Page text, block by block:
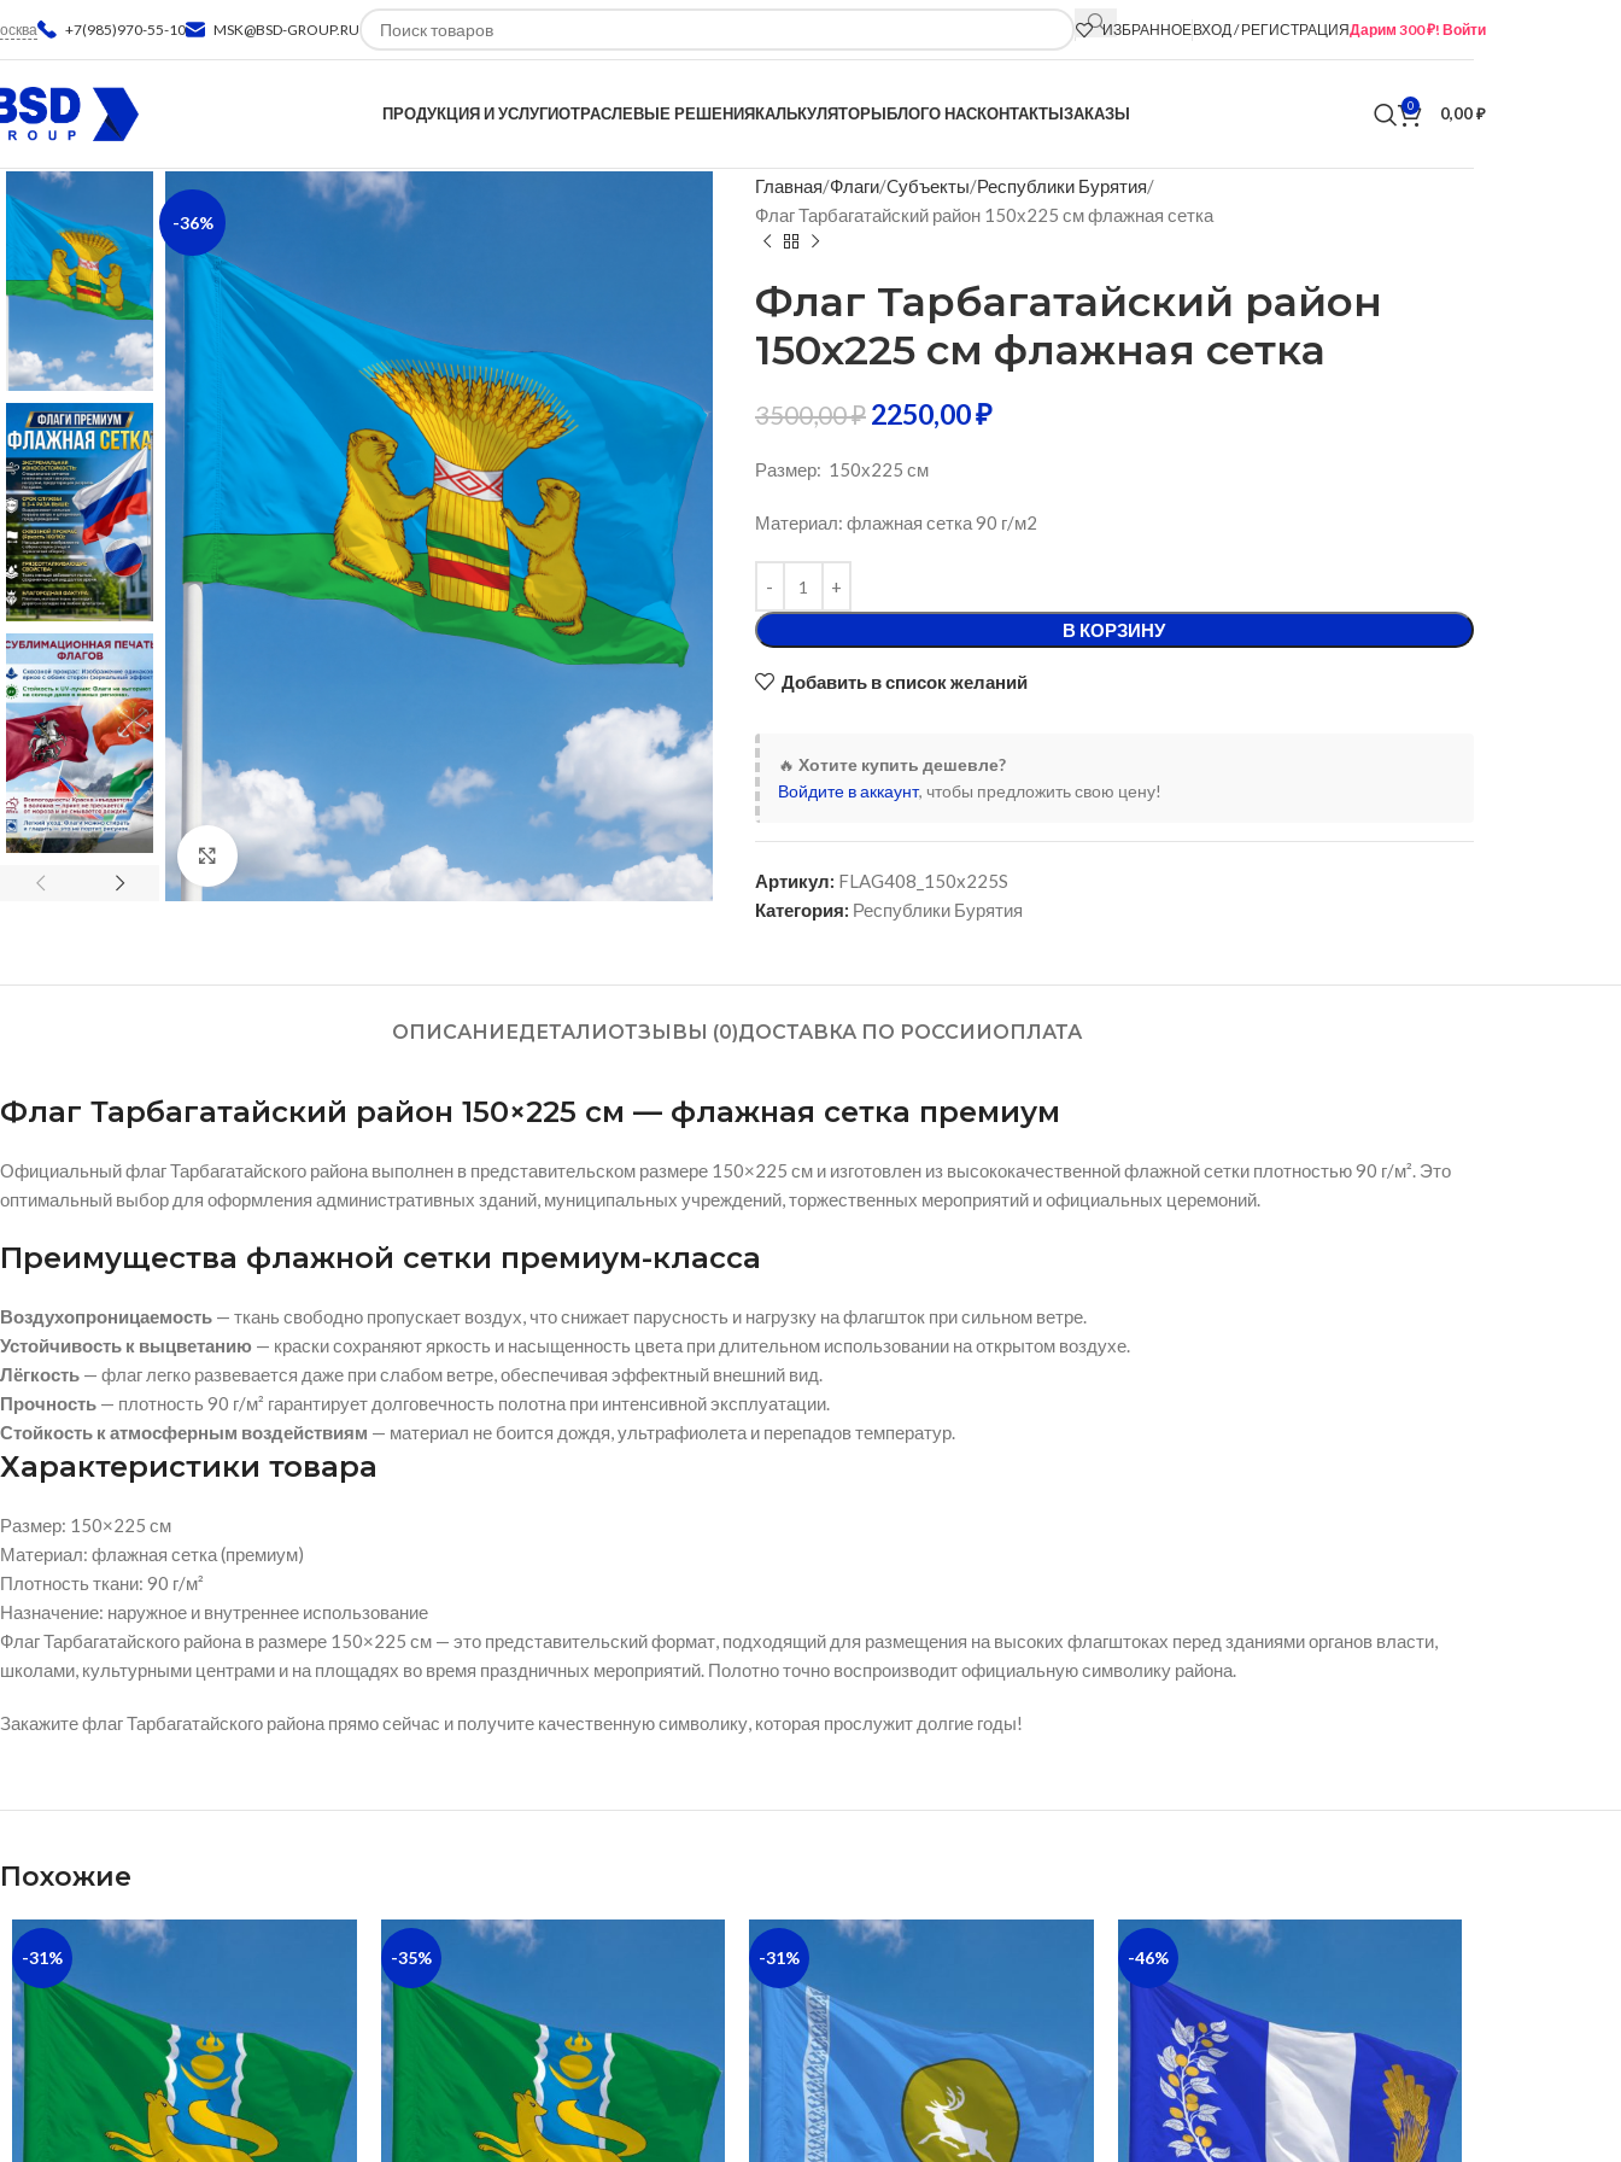
+7(985)970-55-10 MSK@BSD-GROUP.RU ИЗБРАННОЕВХОД / РЕГИСТРАЦИЯДарим 300 ₽! Войти
ПРОДУКЦИЯ И УСЛУГИОТРАСЛЕВЫЕ РЕШЕНИЯКАЛЬКУЛЯТОРЫБЛОГО НАСКОНТАКТЫЗАКАЗЫ 0 0,00₽
-36%
Нажмите, чтобы увеличить
Главная Флаги Cубъекты Республики Бурятия
Флаг Тарбагатайский район 150х225 см флажная сетка
Флаг Тарбагатайский район
150х225 см флажная сетка
3500,00₽ 2250,00₽
Размер: 150х225 см
Материал: флажная сетка 90 г/м2
В КОРЗИНУ
Добавить в список желаний
🔥 Хотите купить дешевле?
Войдите в аккаунт, чтобы предложить свою цену!
Артикул: FLAG408_150x225S
Категория: Республики Бурятия
ОПИСАНИЕДЕТАЛИОТЗЫВЫ (0)ДОСТАВКА ПО РОССИИОПЛАТА
Флаг Тарбагатайский район 150×225 см — флажная сетка премиум
Официальный флаг Тарбагатайского района выполнен в представительском размере 150×225 см и изготовлен из высококачественной флажной сетки плотностью 90 г/м². Это
оптимальный выбор для оформления административных зданий, муниципальных учреждений, торжественных мероприятий и официальных церемоний.
Преимущества флажной сетки премиум-класса
Воздухопроницаемость — ткань свободно пропускает воздух, что снижает парусность и нагрузку на флагшток при сильном ветре.
Устойчивость к выцветанию — краски сохраняют яркость и насыщенность цвета при длительном использовании на открытом воздухе.
Лёгкость — флаг легко развевается даже при слабом ветре, обеспечивая эффектный внешний вид.
Прочность — плотность 90 г/м² гарантирует долговечность полотна при интенсивной эксплуатации.
Стойкость к атмосферным воздействиям — материал не боится дождя, ультрафиолета и перепадов температур.
Характеристики товара
Размер: 150×225 см
Материал: флажная сетка (премиум)
Плотность ткани: 90 г/м²
Назначение: наружное и внутреннее использование
Флаг Тарбагатайского района в размере 150×225 см — это представительский формат, подходящий для размещения на высоких флагштоках перед зданиями органов власти,
школами, культурными центрами и на площадях во время праздничных мероприятий. Полотно точно воспроизводит официальную символику района.
Закажите флаг Тарбагатайского района прямо сейчас и получите качественную символику, которая прослужит долгие годы!
Похожие
-31% -35% -31% -46%